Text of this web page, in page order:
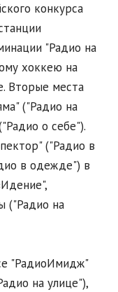
конкурса
"Радио на
хоккею на
Вторые места
("Радио на
о себе").
("Радио в
в одежде") в
("Радио на
"РадиоИмидж"
на улице"),